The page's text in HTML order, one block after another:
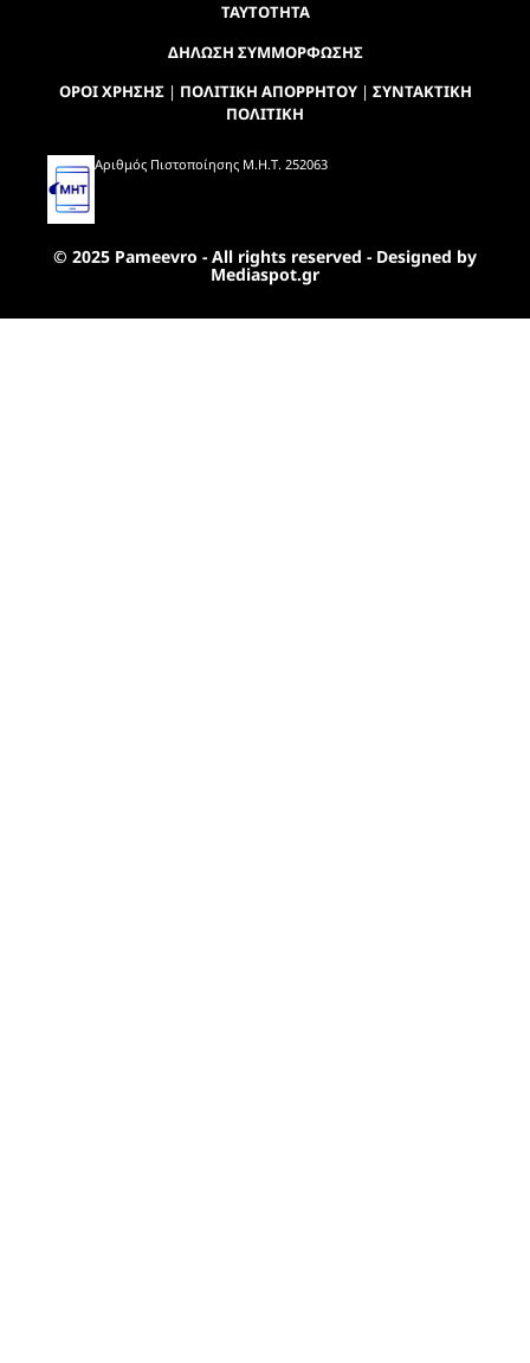
ΤΑΥΤΟΤΗΤΑ
ΔΗΛΩΣΗ ΣΥΜΜΟΡΦΩΣΗΣ
ΟΡΟΙ ΧΡΗΣΗΣ| ΠΟΛΙΤΙΚΗ ΑΠΟΡΡΗΤΟΥ| ΣΥΝΤΑΚΤΙΚΗ
ΠΟΛΙΤΙΚΗ
Αριθμός Πιστοποίησης Μ.Η.Τ. 252063
© 2025 Pameevro - All rights reserved - Designed by
Mediaspot.gr